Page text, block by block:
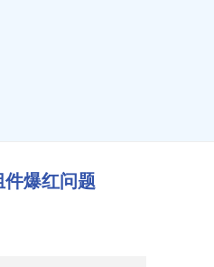
爆红问题